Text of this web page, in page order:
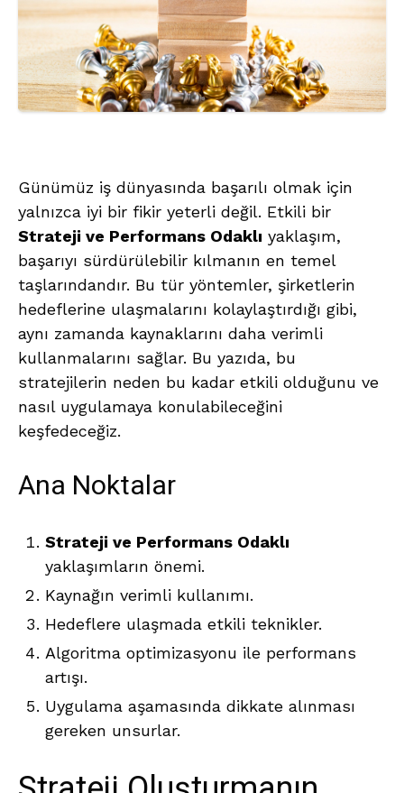
Günümüz iş dünyasında başarılı olmak için
yalnızca iyi bir fikir yeterli değil. Etkili bir
Strateji ve Performans Odaklı yaklaşım,
başarıyı sürdürülebilir kılmanın en temel
taşlarındandır. Bu tür yöntemler, şirketlerin
hedeflerine ulaşmalarını kolaylaştırdığı gibi,
aynı zamanda kaynaklarını daha verimli
kullanmalarını sağlar. Bu yazıda, bu
stratejilerin neden bu kadar etkili olduğunu ve
nasıl uygulamaya konulabileceğini
keşfedeceğiz.
Ana Noktalar
Strateji ve Performans Odaklı
yaklaşımların önemi.
Kaynağın verimli kullanımı.
Hedeflere ulaşmada etkili teknikler.
Algoritma optimizasyonu ile performans
artışı.
Uygulama aşamasında dikkate alınması
gereken unsurlar.